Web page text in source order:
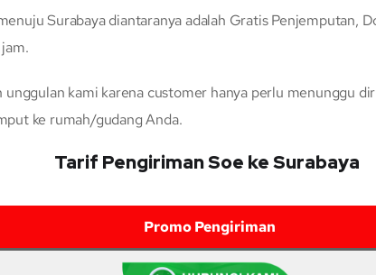
Surabaya diantaranya adalah Gratis Penjemputan,
kami karena customer hanya perlu menunggu
ke rumah/gudang Anda.
Tarif Pengiriman Soe ke Surabaya
Promo Pengiriman